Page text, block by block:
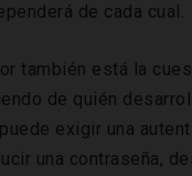
de cada cual.
también está la
de quién
exigir una
una contraseña,